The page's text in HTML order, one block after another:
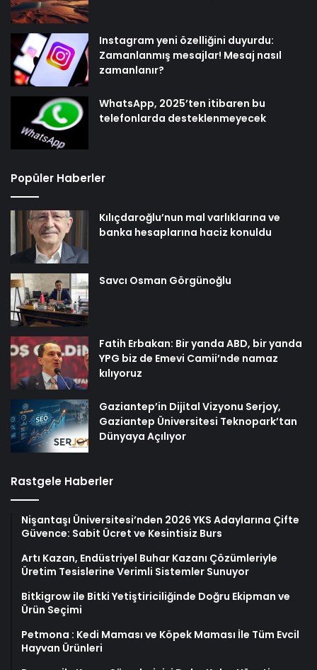
Instagram yeni özelliğini duyurdu:
Zamanlanmış mesajlar! Mesaj nasıl
zamanlanır?
WhatsApp, 2025’ten itibaren bu
telefonlarda desteklenmeyecek
Popüler Haberler
Kılıçdaroğlu’nun mal varlıklarına ve
banka hesaplarına haciz konuldu
Savcı Osman Görgünoğlu
Fatih Erbakan: Bir yanda ABD, bir yanda
YPG biz de Emevi Camii’nde namaz
kılıyoruz
Gaziantep’in Dijital Vizyonu Serjoy,
Gaziantep Üniversitesi Teknopark’tan
Dünyaya Açılıyor
Rastgele Haberler
Nişantaşı Üniversitesi’nden 2026 YKS Adaylarına Çifte
Güvence: Sabit Ücret ve Kesintisiz Burs
Artı Kazan, Endüstriyel Buhar Kazanı Çözümleriyle
Üretim Tesislerine Verimli Sistemler Sunuyor
Bitkigrow ile Bitki Yetiştiriciliğinde Doğru Ekipman ve
Ürün Seçimi
Petmona : Kedi Maması ve Köpek Maması İle Tüm Evcil
Hayvan Ürünleri